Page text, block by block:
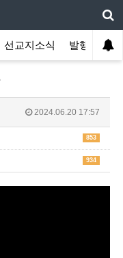
선교지소식 발행인칼럼
2024.06.20 17:57
853
934